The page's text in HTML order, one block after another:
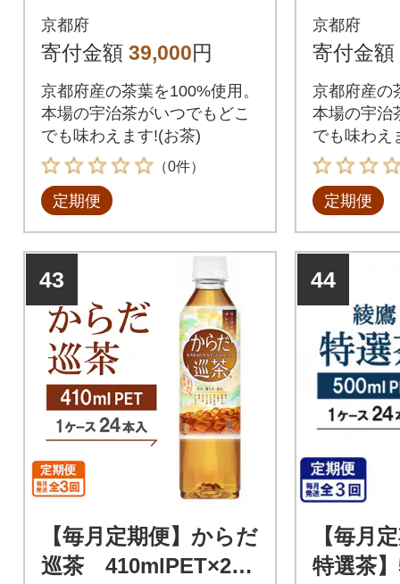
産 宇治茶 ペットボト
ル 500ml×24本全3回
京都府
寄付金額 39,000円
京都府産の茶葉を100%使用。
本場の宇治茶がいつでもどこ
でも味わえます!(お茶)
（0件）
定期便
産 宇治
ル
京都府
寄付金額
京都府産の
本場の宇治
でも味わえ
定期便
43
【毎月定期便】からだ
巡茶 410mlPET×24
44
【毎月
特選茶